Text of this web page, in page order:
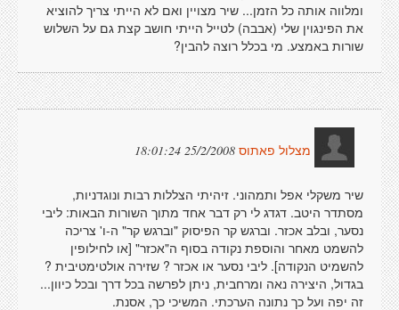
ומלווה אותה כל הזמן... שיר מצויין ואם לא הייתי צריך להוציא
את הפינגוין שלי (אבבה) לטייל הייתי חושב קצת גם על השלוש
שורות באמצע. מי בכלל רוצה להבין?
מצלול פאתוס 25/2/2008 18:01:24
שיר משקלי אפל ותמהוני. זיהיתי הצללות רבות ונוגדניות,
מסתדר היטב. דגדג לי רק דבר אחד מתוך השורות הבאות: ליבי
נסער, ובלב אכזר. וברגש קר הפיסוק "וברגש קר" ה-ו' צריכה
להשמט מאחר והוספת נקודה בסוף ה"אכזר" [או לחילופין
להשמיט הנקודה]. ליבי נסער או אכזר ? שזירה אולטימטיבית ?
בגדול, היצירה נאה ומרחבית, ניתן לפרשה בכל דרך ובכל כיוון...
זה יפה ועל כך נתונה הערכתי. המשיכי כך, אסנת.